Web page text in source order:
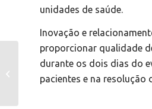
unidades de saúde.
Inovação e
proporcionar qualidade
durante os dois dias do
pacientes e na resolução
Tendências da
tecnologia na saúde